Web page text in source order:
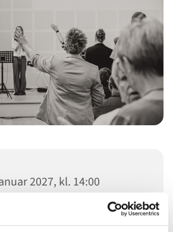
2027, kl. 14:00
Damgade 94, 6400